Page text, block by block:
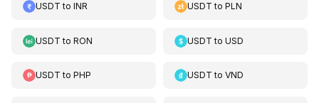
USDT to INR USDT toPLN
USDT to RON USDT toUSD
USDT to PHP USDT toVND